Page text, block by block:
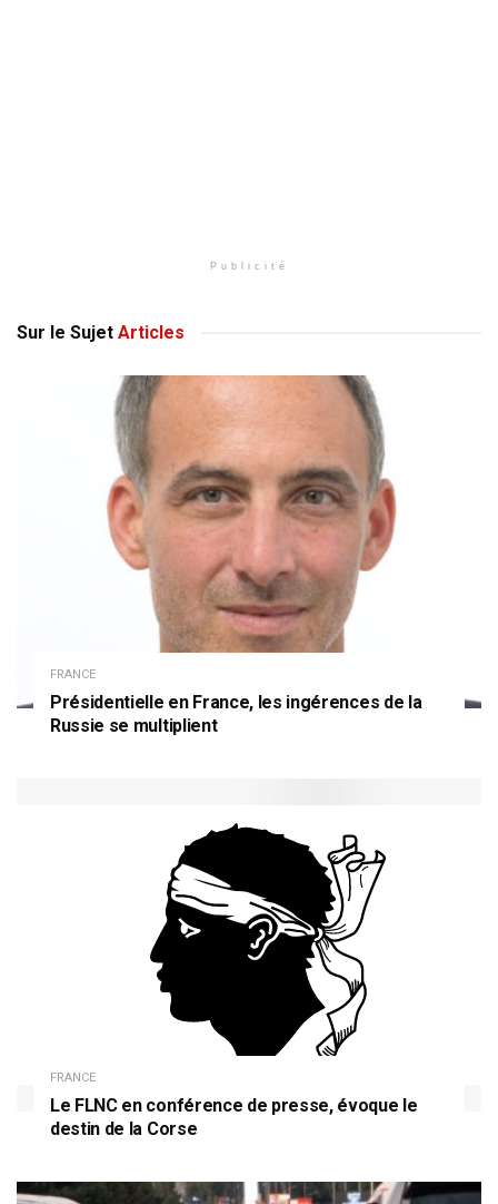
Publicité
Sur le Sujet Articles
FRANCE
Présidentielle en France, les ingérences de la
Russie se multiplient
FRANCE
Le FLNC en conférence de presse, évoque le
destin de la Corse